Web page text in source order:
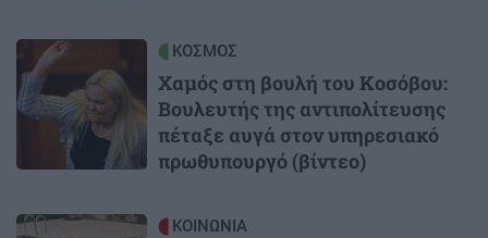
Image ΚΟΣΜΟΣ
Χαμός στη βουλή του Κοσόβου:
Βουλευτής της αντιπολίτευσης
πέταξε αυγά στον υπηρεσιακό
πρωθυπουργό (βίντεο)
Image ΚΟΙΝΩΝΙΑ